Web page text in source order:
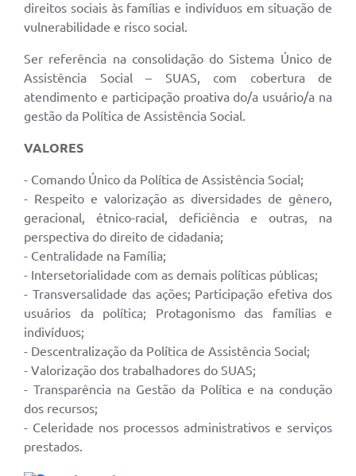
direitos sociais às famílias e indivíduos em situação de
vulnerabilidade e risco social.
Ser referência na consolidação do Sistema Único de
Assistência Social – SUAS, com cobertura de
atendimento e participação proativa do/a usuário/a na
gestão da Política de Assistência Social.
VALORES
- Comando Único da Política de Assistência Social;
- Respeito e valorização as diversidades de gênero,
geracional, étnico-racial, deficiência e outras, na
perspectiva do direito de cidadania;
- Centralidade na Família;
- Intersetorialidade com as demais políticas públicas;
- Transversalidade das ações; Participação efetiva dos
usuários da política; Protagonismo das famílias e
indivíduos;
- Descentralização da Política de Assistência Social;
- Valorização dos trabalhadores do SUAS;
- Transparência na Gestão da Política e na condução
dos recursos;
- Celeridade nos processos administrativos e serviços
prestados.